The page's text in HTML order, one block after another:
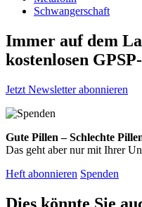
Schwangerschaft
Immer auf dem
kostenlosen
Jetzt Newsletter abonnieren
Gute Pillen – Schlechte
Das geht aber nur mit Ihrer
Heft abonnieren Spenden